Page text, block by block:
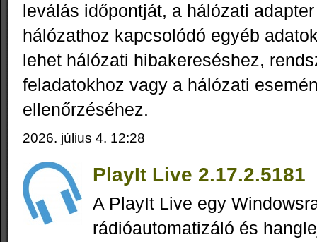
leválás időpontját, a hálózati
hálózathoz kapcsolódó egyéb
lehet hálózati hibakereséshez,
feladatokhoz vagy a hálózati
ellenőrzéséhez.
2026. július 4. 12:28
PlayIt Live 2.17.2.5181
A PlayIt Live egy
rádióautomatizáló és